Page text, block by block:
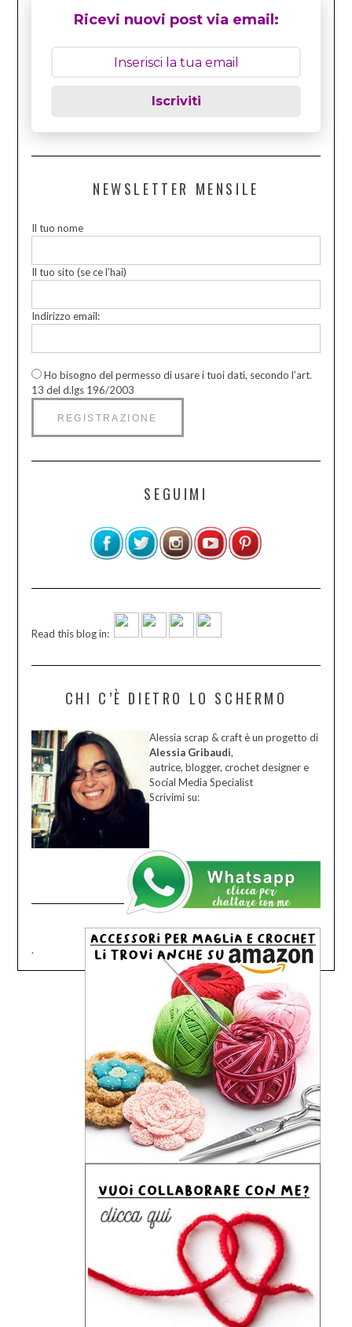
Ricevi nuovi post via email:
Iscriviti
NEWSLETTER MENSILE
Il tuo nome
Il tuo sito (se ce l’hai)
Indirizzo email:
Ho bisogno del permesso di usare i tuoi dati, secondo l’art.
13 del d.lgs 196/2003
SEGUIMI
Read this blog in:
CHI C’È DIETRO LO SCHERMO
Alessia scrap & craft è un progetto di
Alessia Gribaudi,
autrice, blogger, crochet designer e
Social Media Specialist
Scrivimi su:
.